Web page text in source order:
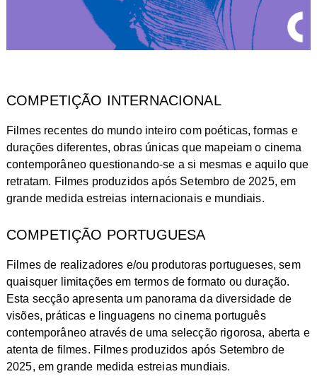
COMPETIÇÃO INTERNACIONAL
Filmes recentes do mundo inteiro com poéticas, formas e
durações diferentes, obras únicas que mapeiam o cinema
contemporâneo questionando-se a si mesmas e aquilo que
retratam. Filmes produzidos após Setembro de 2025, em
grande medida estreias internacionais e mundiais.
COMPETIÇÃO PORTUGUESA
Filmes de realizadores e/ou produtoras portugueses, sem
quaisquer limitações em termos de formato ou duração.
Esta secção apresenta um panorama da diversidade de
visões, práticas e linguagens no cinema português
contemporâneo através de uma selecção rigorosa, aberta e
atenta de filmes. Filmes produzidos após Setembro de
2025, em grande medida estreias mundiais.